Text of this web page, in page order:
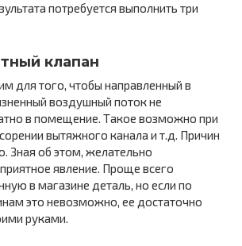
потребуется выполнить три
клапан
для того, чтобы направленный в
воздушный поток не
в помещение. Такое возможно при
вытяжного канала и т.д. Причин
Зная об этом, желательно
явление. Проще всего
в магазине деталь, но если по
это невозможно, ее достаточно
руками.